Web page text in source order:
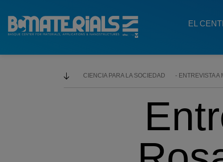
Menu
EL
CIENCIA PARA LA SOCIEDAD ENTREVISTA A